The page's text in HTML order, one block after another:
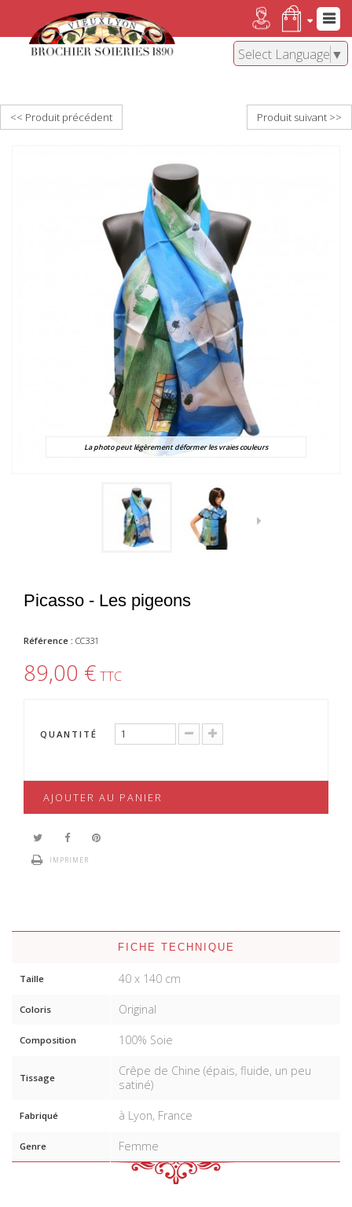
Select Language ▼
<< Produit précédent Produit suivant >>
La photo peut légèrement déformer les vraies couleurs
Picasso - Les pigeons
Référence : CC331
89,00 € TTC
QUANTITÉ
AJOUTER AU PANIER
IMPRIMER
FICHE TECHNIQUE
Taille 40 x 140 cm
Coloris Original
Composition 100% Soie
Tissage
Crêpe de Chine (épais, fluide, un peu
satiné)
Fabriqué à Lyon, France
Genre Femme